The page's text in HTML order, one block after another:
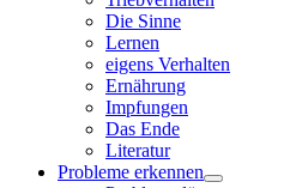
Die Sinne
Lernen
eigens Verhalten
Ernährung
Impfungen
Das Ende
Literatur
Probleme erkennen